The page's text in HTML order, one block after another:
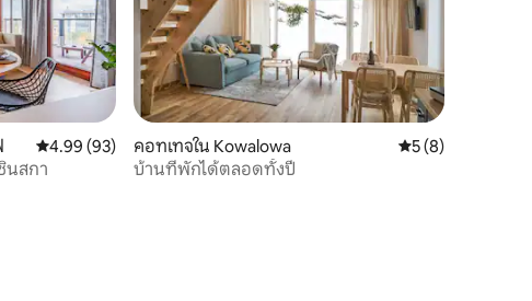
คะแนนเฉลี่ย 4.99 จาก 5, 93 รีวิว
4.99 (93)
นสกา
คอทเทจใน Kowalowa คะแนนเฉลี่ย 5 จา
5 (8)
บ้านที่พักได้ตลอดทั้งปี